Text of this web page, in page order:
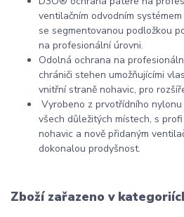
ventilačním odvodním
se segmentovanou podložkou
na profesionální úrovni.
Odolná ochrana na
chrániči stehen umožňujícími
vnitřní straně nohavic, pro
Vyrobeno z prvotřídního
všech důležitých místech, s
nohavic a nově přidaným
dokonalou prodyšnost.
Zboží zařazeno v